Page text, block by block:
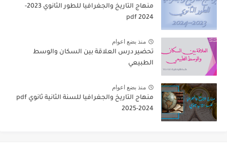
منهاج التاريخ والجغرافيا للطور الثانوي 2023-
2024 pdf
منذ بضع اعوام
تحضير درس العلاقة بين السكان والوسط
الطبيعي
منذ بضع اعوام
منهاج التاريخ والجغرافيا للسنة الثانية ثانوي pdf
2025-2024